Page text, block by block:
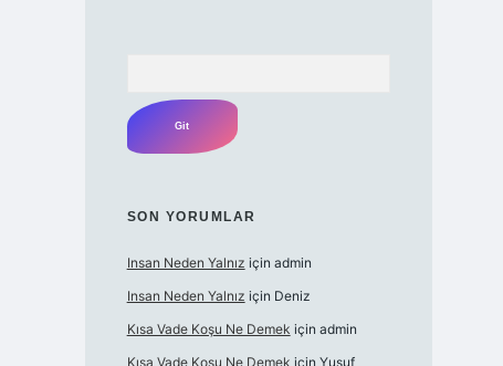
SON YORUMLAR
Insan Neden Yalnız için admin
Insan Neden Yalnız için Deniz
Kısa Vade Koşu Ne Demek için admin
Kısa Vade Koşu Ne Demek için Yusuf